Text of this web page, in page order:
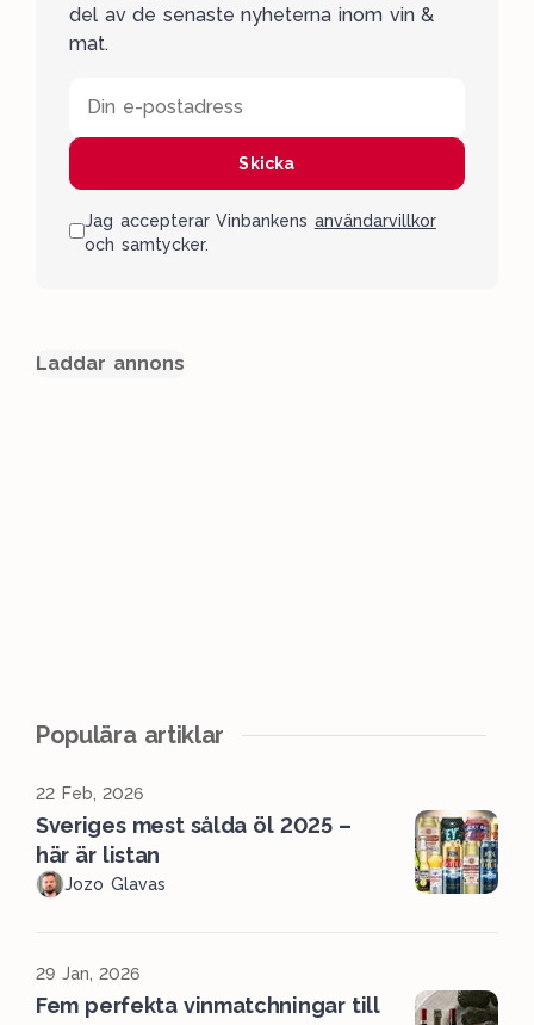
del av de senaste nyheterna inom vin &
mat.
Din e-postadress
Skicka
Jag accepterar Vinbankens användarvillkor
och samtycker.
Laddar annons
Populära artiklar
22 Feb, 2026
Sveriges mest sålda öl 2025 –
här är listan
Jozo Glavas
29 Jan, 2026
Fem perfekta vinmatchningar till